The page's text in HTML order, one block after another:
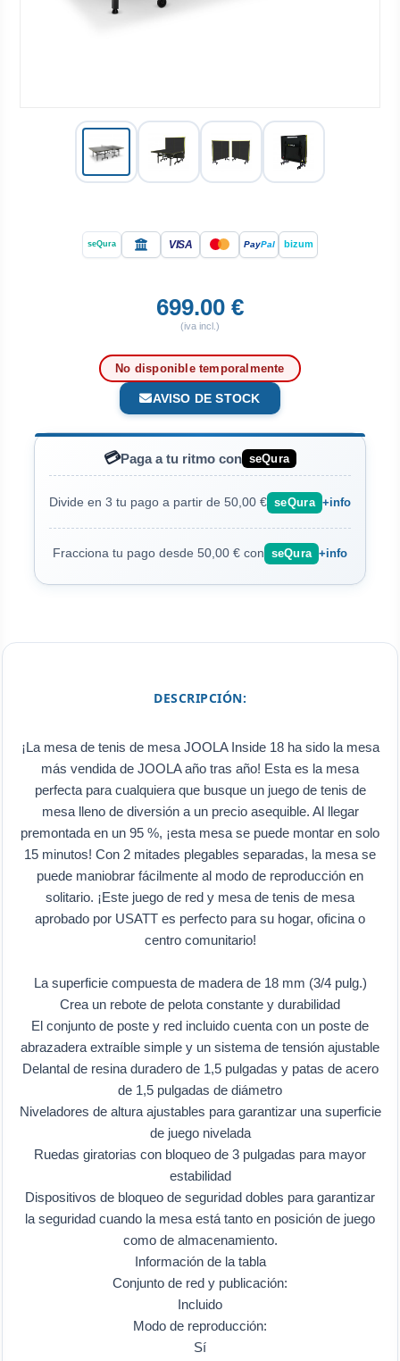
seQura VISA PayPal bizum
699.00 €
(iva incl.)
No disponible temporalmente
AVISO DE STOCK
💳Paga a tu ritmo con seQura
Divide en 3 tu pago a partir de 50,00 € seQura +info
Fracciona tu pago desde 50,00 € con seQura +info
DESCRIPCIÓN:
¡La mesa de tenis de mesa JOOLA Inside 18 ha sido la mesa
más vendida de JOOLA año tras año! Esta es la mesa
perfecta para cualquiera que busque un juego de tenis de
mesa lleno de diversión a un precio asequible. Al llegar
premontada en un 95 %, ¡esta mesa se puede montar en solo
15 minutos! Con 2 mitades plegables separadas, la mesa se
puede maniobrar fácilmente al modo de reproducción en
solitario. ¡Este juego de red y mesa de tenis de mesa
aprobado por USATT es perfecto para su hogar, oficina o
centro comunitario!
La superficie compuesta de madera de 18 mm (3/4 pulg.)
Crea un rebote de pelota constante y durabilidad
El conjunto de poste y red incluido cuenta con un poste de
abrazadera extraíble simple y un sistema de tensión ajustable
Delantal de resina duradero de 1,5 pulgadas y patas de acero
de 1,5 pulgadas de diámetro
Niveladores de altura ajustables para garantizar una superficie
de juego nivelada
Ruedas giratorias con bloqueo de 3 pulgadas para mayor
estabilidad
Dispositivos de bloqueo de seguridad dobles para garantizar
la seguridad cuando la mesa está tanto en posición de juego
como de almacenamiento.
Información de la tabla
Conjunto de red y publicación:
Incluido
Modo de reproducción:
Sí